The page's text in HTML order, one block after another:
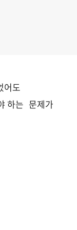
어도
하는  문제가